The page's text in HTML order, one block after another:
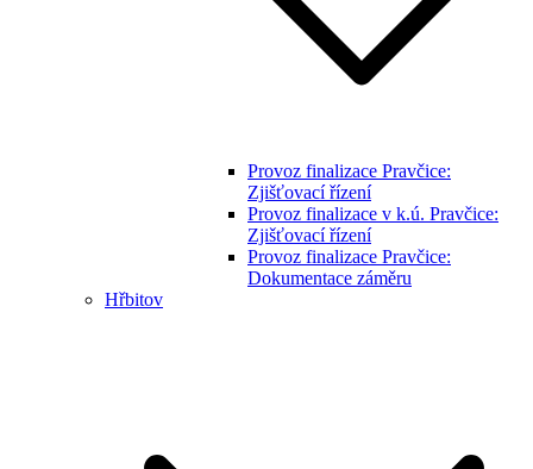
Provoz finalizace Pravčice:
Zjišťovací řízení
Provoz finalizace v k.ú. Pravčice:
Zjišťovací řízení
Provoz finalizace Pravčice:
Dokumentace záměru
Hřbitov